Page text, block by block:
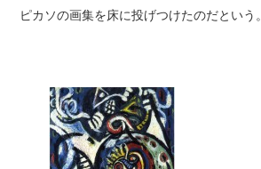
ピカソの画集を床に投げつけたのだという。